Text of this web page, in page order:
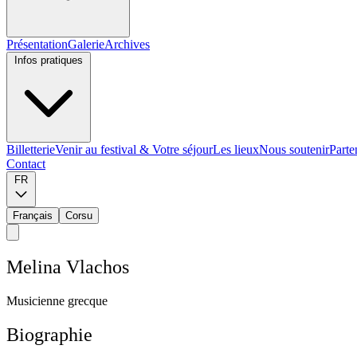
PrésentationGalerieArchives
BilletterieVenir au festival & Votre séjourLes lieuxNous soutenir
Contact
Français Corsu
Melina Vlachos
Musicienne grecque
Biographie